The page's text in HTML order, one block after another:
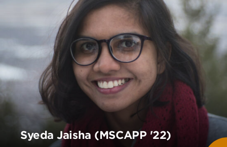
Syeda Jaisha (MSCAPP '22)